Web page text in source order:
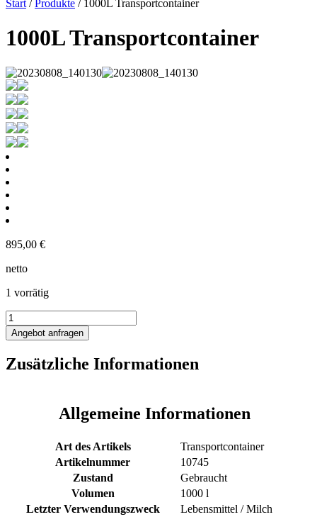
Start / Produkte / 1000L Transportcontainer
1000L Transportcontainer
895,00 €
netto
1 vorrätig
1000L
Transportcontainer
Menge
Angebot anfragen
Zusätzliche Informationen
Allgemeine Informationen
Art des Artikels
Transportcontainer
Artikelnummer
10745
Zustand
Gebraucht
Volumen
1000 l
Letzter Verwendungszweck
Lebensmittel / Milch